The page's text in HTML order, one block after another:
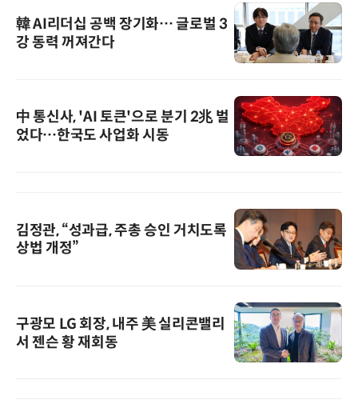
韓 AI리더십 공백 장기화… 글로벌 3
강 동력 꺼져간다
中 통신사, 'AI 토큰'으로 분기 2兆 벌
었다…한국도 사업화 시동
김정관, “성과급, 주총 승인 거치도록
상법 개정”
구광모 LG 회장, 내주 美 실리콘밸리
서 젠슨 황 재회동